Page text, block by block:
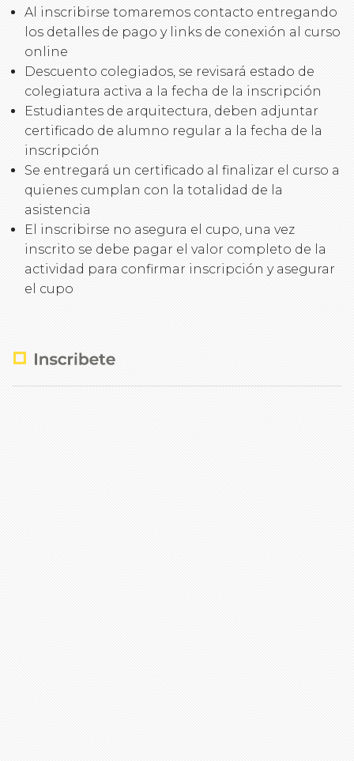
Al inscribirse tomaremos contacto entregando
los detalles de pago y links de conexión al curso
online
Descuento colegiados, se revisará estado de
colegiatura activa a la fecha de la inscripción
Estudiantes de arquitectura, deben adjuntar
certificado de alumno regular a la fecha de la
inscripción
Se entregará un certificado al finalizar el curso a
quienes cumplan con la totalidad de la
asistencia
El inscribirse no asegura el cupo, una vez
inscrito se debe pagar el valor completo de la
actividad para confirmar inscripción y asegurar
el cupo